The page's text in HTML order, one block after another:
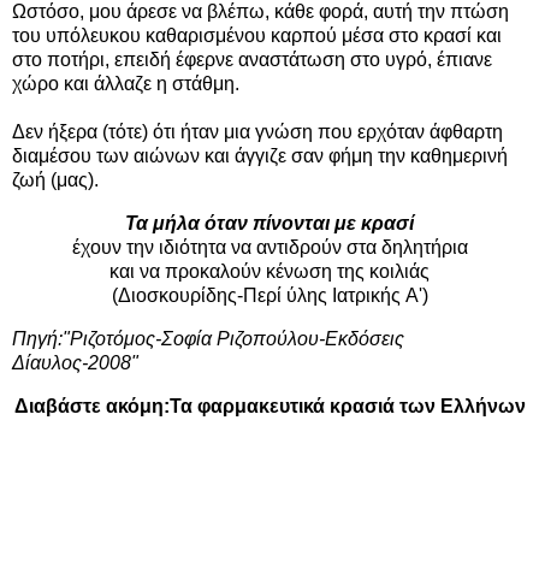
Ωστόσο, μου άρεσε να βλέπω, κάθε φορά, αυτή την πτώση
του υπόλευκου καθαρισμένου καρπού μέσα στο κρασί και
στο ποτήρι, επειδή έφερνε αναστάτωση στο υγρό, έπιανε
χώρο και άλλαζε η στάθμη.
Δεν ήξερα (τότε) ότι ήταν μια γνώση που ερχόταν άφθαρτη
διαμέσου των αιώνων και άγγιζε σαν φήμη την καθημερινή
ζωή (μας).
Τα μήλα όταν πίνονται με κρασί
έχουν την ιδιότητα να αντιδρούν στα δηλητήρια
και να προκαλούν κένωση της κοιλιάς
(Διοσκουρίδης-Περί ύλης Ιατρικής A')
Πηγή:"Ριζοτόμος-Σοφία Ριζοπούλου-Εκδόσεις
Δίαυλος-2008"
Διαβάστε ακόμη:Τα φαρμακευτικά κρασιά των Ελλήνων